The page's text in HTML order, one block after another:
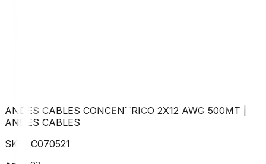
ANDES CABLES CONCENTRICO 2X12 AWG 500MT |
ANDES CABLES
SKU: C070521